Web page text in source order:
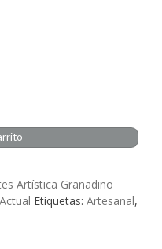
Artística Granadino
Etiquetas: Artesanal,